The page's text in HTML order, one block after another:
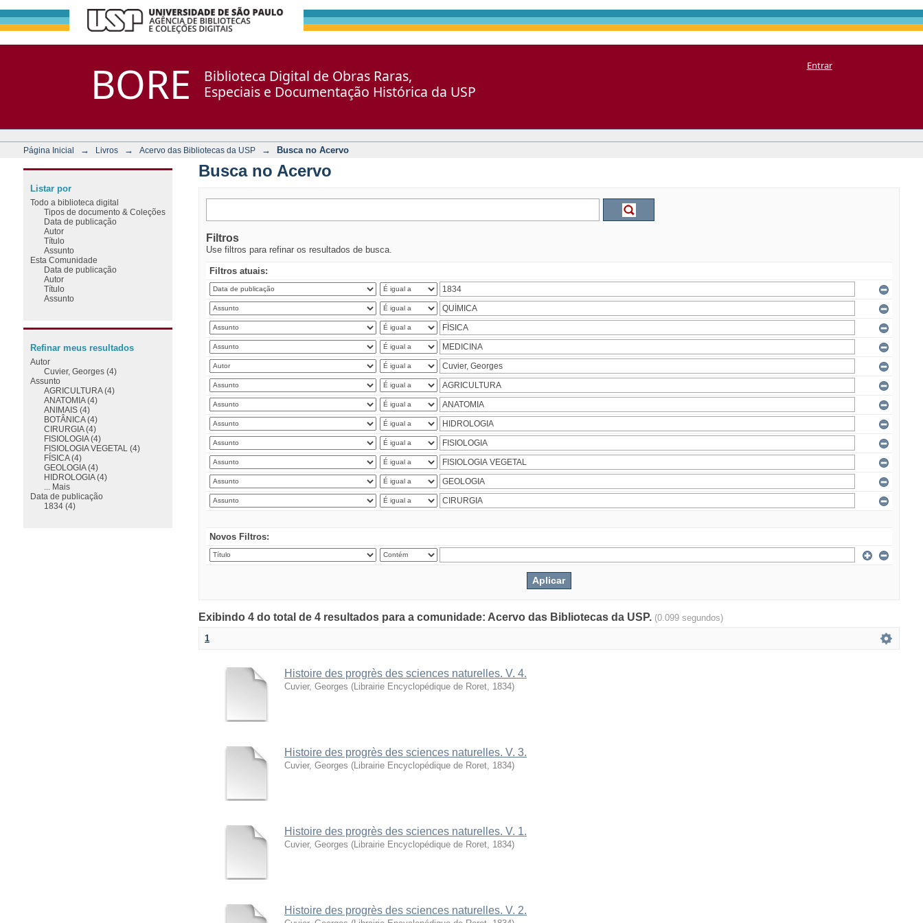
BORE
Biblioteca Digital de Obras Raras,
Especiais e Documentação Histórica da USP
Entrar
Página Inicial → Livros → Acervo das Bibliotecas da USP → Busca no Acervo
Busca no Acervo
Filtros
Use filtros para refinar os resultados de busca.
Filtros atuais:
Novos Filtros:
Exibindo 4 do total de 4 resultados para a comunidade: Acervo das Bibliotecas da USP. (0.099 segundos)
1
Histoire des progrès des sciences naturelles. V. 4.
Cuvier, Georges (Librairie Encyclopédique de Roret, 1834)
Histoire des progrès des sciences naturelles. V. 3.
Cuvier, Georges (Librairie Encyclopédique de Roret, 1834)
Histoire des progrès des sciences naturelles. V. 1.
Cuvier, Georges (Librairie Encyclopédique de Roret, 1834)
Histoire des progrès des sciences naturelles. V. 2.
Listar por
Todo a biblioteca digital
Tipos de documento & Coleções
Data de publicação
Autor
Título
Assunto
Esta Comunidade
Data de publicação
Autor
Título
Assunto
Refinar meus resultados
Autor
Cuvier, Georges (4)
Assunto
AGRICULTURA (4)
ANATOMIA (4)
ANIMAIS (4)
BOTÂNICA (4)
CIRURGIA (4)
FISIOLOGIA (4)
FISIOLOGIA VEGETAL (4)
FÍSICA (4)
GEOLOGIA (4)
HIDROLOGIA (4)
... Mais
Data de publicação
1834 (4)